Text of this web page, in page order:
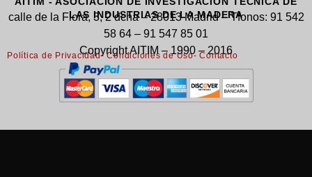
LAS INDUSTRIAS DE LA MADERA
calle de la Flora, 3, 2 dcha – 28013 Madrid – Tfonos: 91 542
58 64 – 91 547 85 01
Copyright AITIM – 1990 – 2016
Política de Privacidad- Condiciones de Uso- Contacto